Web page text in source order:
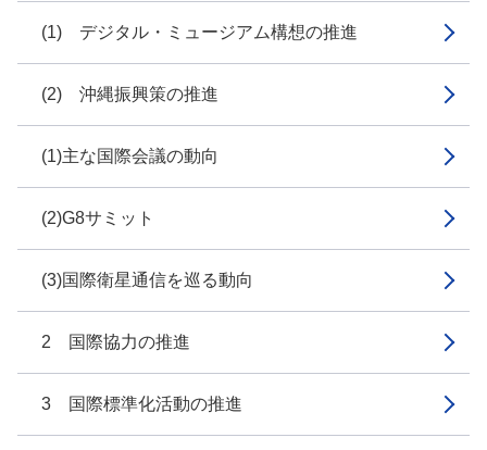
(1) デジタル・ミュージアム構想の推進
(2) 沖縄振興策の推進
(1)主な国際会議の動向
(2)G8サミット
(3)国際衛星通信を巡る動向
2 国際協力の推進
3 国際標準化活動の推進